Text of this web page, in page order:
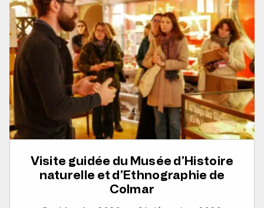
Visite guidée du Musée d’Histoire
naturelle et d’Ethnographie de
Colmar